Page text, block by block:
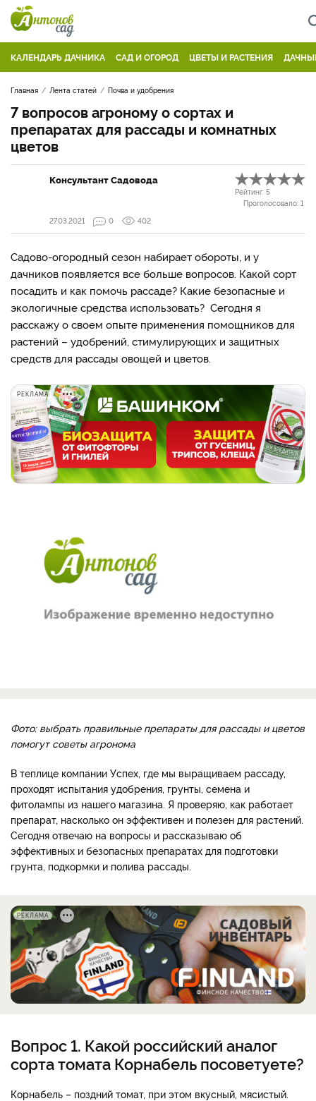
КАЛЕНДАРЬ ДАЧНИКА САД И ОГОРОД ЦВЕТЫ И РАСТЕНИЯ
Главная Лента статей Почва и удобрения
7 вопросов агроному о сортах и
препаратах для рассады и комнатных
цветов
Консультант Садовода
Рейтинг: 5
Проголосовало: 1
27.03.2021
0 402
Садово-огородный сезон набирает обороты, и у
дачников появляется все больше вопросов. Какой сорт
посадить и как помочь рассаде? Какие безопасные и
экологичные средства использовать? Сегодня я
расскажу о своем опыте применения помощников для
растений – удобрений, стимулирующих и защитных
средств для рассады овощей и цветов.
РЕКЛАМА
Фото: выбрать правильные препараты для рассады и цветов
помогут советы агронома
В теплице компании Успех, где мы выращиваем рассаду,
проходят испытания удобрения, грунты, семена и
фитолампы из нашего магазина. Я проверяю, как работает
препарат, насколько он эффективен и полезен для растений.
Сегодня отвечаю на вопросы и рассказываю об
эффективных и безопасных препаратах для подготовки
грунта, подкормки и полива рассады.
РЕКЛАМА
Вопрос 1. Какой российский аналог
сорта томата Корнабель посоветуете?
Корнабель – поздний томат, при этом вкусный, мясистый.